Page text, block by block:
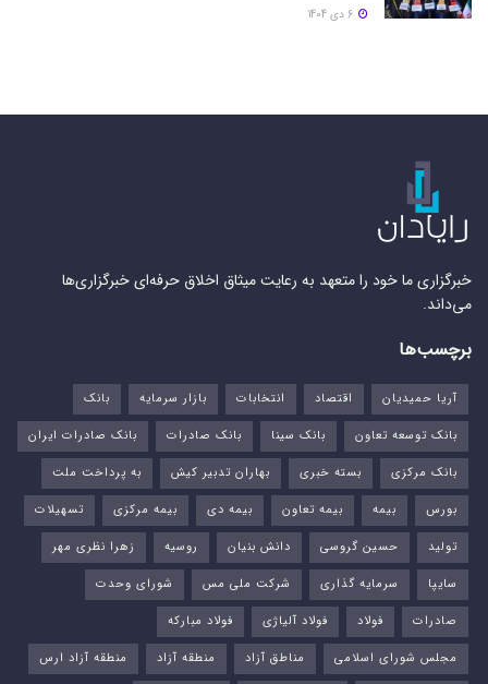
خبرگزاری ما خود را متعهد به رعایت میثاق اخلاق حرفه‌ای خبرگزاری‌ها
می‌داند.
برچسب‌ها
آریا حمیدیان اقتصاد انتخابات بازار سرمایه
بانک
بانک توسعه تعاون
بانک سینا بانک صادرات
بانک صادرات ایران
بانک مرکزی
بسته خبری بهاران تدبیر کیش
به پرداخت ملت
بورس‌
بیمه بیمه تعاون بیمه دی بیمه مرکزی
تسهیلات
تولید
حسین گروسی دانش بنیان روسیه
زهرا نظری مهر
سایپا
سرمایه گذاری شرکت ملی مس
شورای وحدت
صادرات
فولاد فولاد آلیاژی
فولاد مبارکه
مجلس شورای اسلامی
مناطق آزاد منطقه آزاد منطقه آزاد ارس